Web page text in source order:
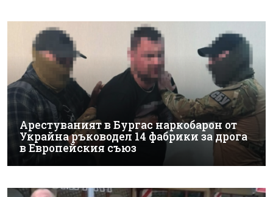
Арестуваният в Бургас наркобарон от
Украйна ръководел 14 фабрики за дрога
в Европейския съюз